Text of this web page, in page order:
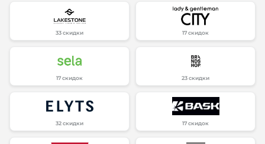
33 скидки 17 скидок
17 скидок 23 скидки
32 скидки 17 скидок